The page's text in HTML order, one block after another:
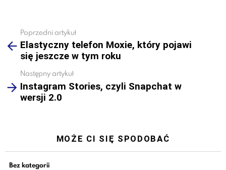
more
Poprzedni artykuł
Elastyczny telefon Moxie, który pojawi
się jeszcze w tym roku
Następny artykuł
Instagram Stories, czyli Snapchat w
wersji 2.0
MOŻE CI SIĘ SPODOBAĆ
Bez kategorii